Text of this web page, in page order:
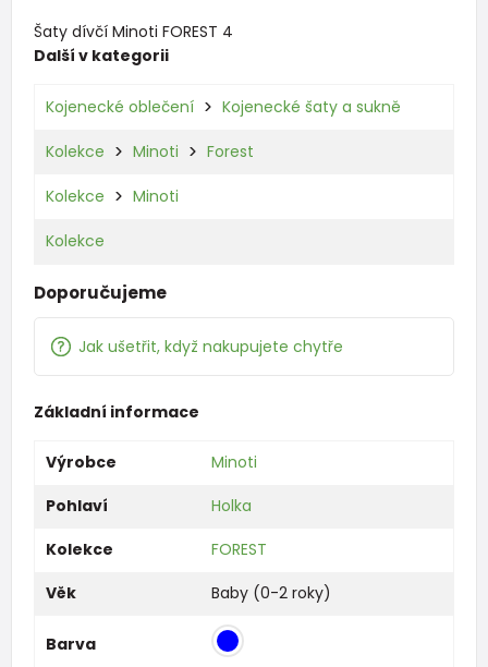
Šaty dívčí Minoti FOREST 4
Další v kategorii
Kojenecké oblečení Kojenecké šaty a sukně
Kolekce Minoti Forest
Kolekce Minoti
Kolekce
Doporučujeme
Jak ušetřit, když nakupujete chytře
Základní informace
Výrobce
Minoti
Pohlaví
Holka
Kolekce
FOREST
Věk
Baby (0-2 roky)
Barva